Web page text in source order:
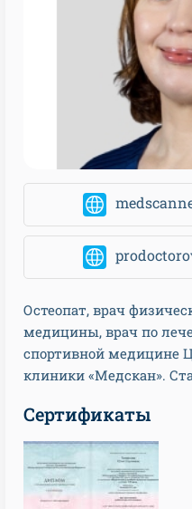
Остеопат, врач
медицины, врач по
спортивной медицине
клиники «Медскан».
Сертификаты